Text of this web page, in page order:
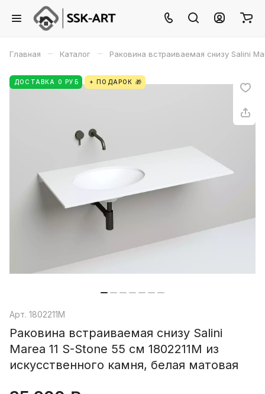
Главная – Каталог – Раковина встраиваемая снизу Salini
ДОСТАВКА 0 РУБ + ПОДАРОК 🎁
Арт. 1802211M
Раковина встраиваемая снизу Salini
Marea 11 S-Stone 55 см 1802211M из
искусственного камня, белая матовая